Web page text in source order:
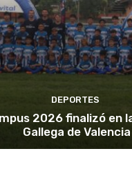
DEPORTES
2026 finalizó en
Gallega de Valencia